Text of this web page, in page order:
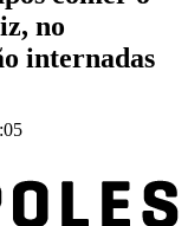
no
internadas